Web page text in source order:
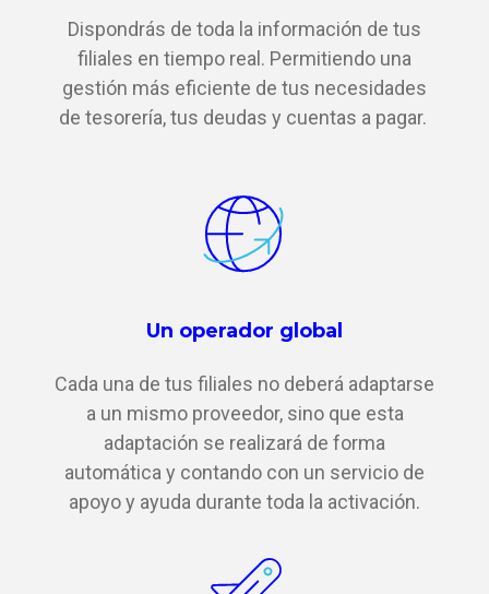
Dispondrás de toda la información de tus
filiales en tiempo real. Permitiendo una
gestión más eficiente de tus necesidades
de tesorería, tus deudas y cuentas a pagar.
Un operador global
Cada una de tus filiales no deberá adaptarse
a un mismo proveedor, sino que esta
adaptación se realizará de forma
automática y contando con un servicio de
apoyo y ayuda durante toda la activación.